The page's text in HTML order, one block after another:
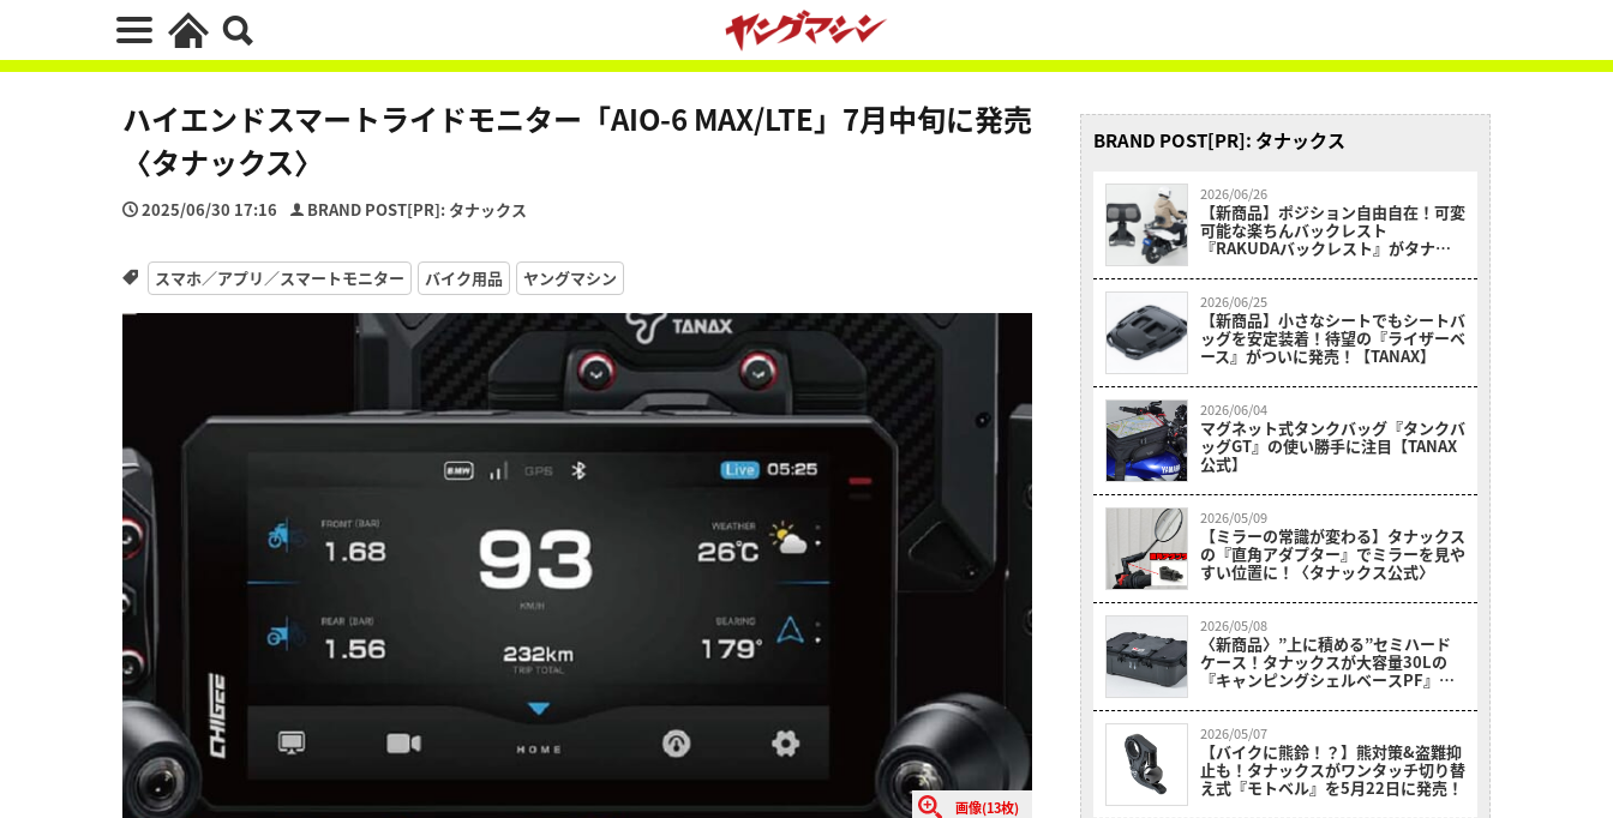
ハイエンドスマートライドモニター「AIO-6 MAX/LTE」7月中旬に発売
〈タナックス〉
2025/06/30 17:16 BRAND POST[PR]: タナックス
スマホ／アプリ／スマートモニター バイク用品 ヤングマシン
画像(13枚)
BRAND POST[PR]: タナックス
2026/06/26
【新商品】ポジション自由自在！可変
可能な楽ちんバックレスト
『RAKUDAバックレスト』がタナッ
2026/06/25
【新商品】小さなシートでもシートバ
ッグを安定装着！待望の『ライザーベ
ース』がついに発売！【TANAX】
2026/06/04
マグネット式タンクバッグ『タンクバ
ッグGT』の使い勝手に注目【TANAX
公式】
2026/05/09
【ミラーの常識が変わる】タナックス
の『直角アダプター』でミラーを見や
すい位置に！〈タナックス公式〉
2026/05/08
〈新商品〉”上に積める”セミハード
ケース！タナックスが大容量30Lの
『キャンピングシェルベースPF』を5
2026/05/07
【バイクに熊鈴！？】熊対策&盗難抑
止も！タナックスがワンタッチ切り替
え式『モトベル』を5月22日に発売！